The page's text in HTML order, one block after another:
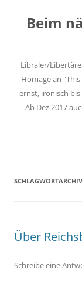
springen
Beim
Libraler/
Homage an
ernst, ironisch
Ab Dez 2017
Über
Schreibe eine